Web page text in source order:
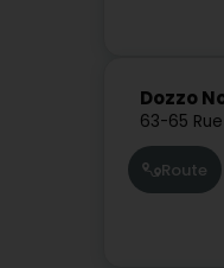
Dozzo
63-65
Route